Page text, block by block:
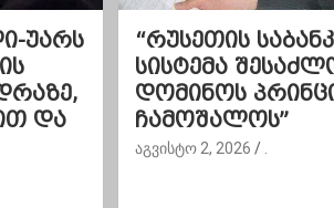
უარს
და
“რუსეთის
სისტემა
დომინოს
ჩამოშალოს”
აგვისტო 2, 2026